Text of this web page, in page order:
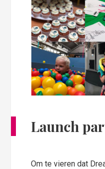
Launch
Om te vieren dat